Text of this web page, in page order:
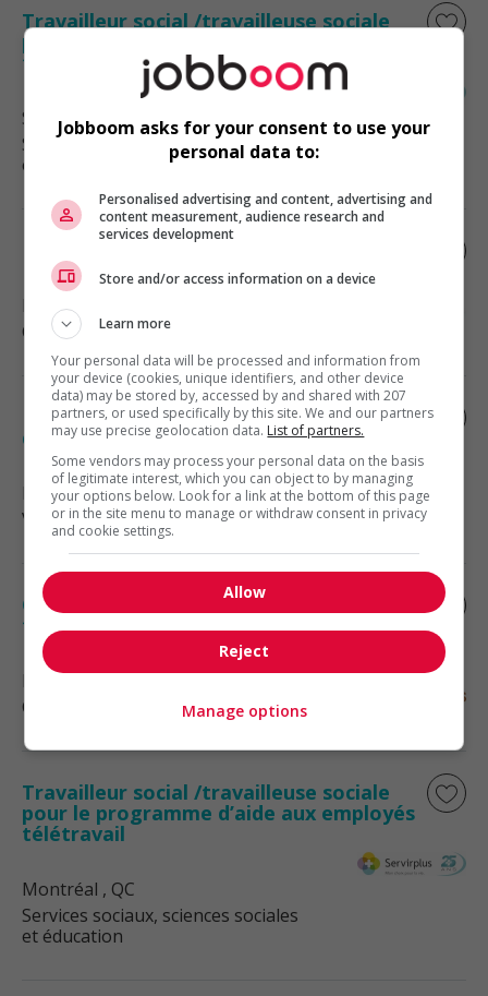
Travailleur social /travailleuse sociale
pour le programme d’aide aux employés
télétravail
Saint-Jérôme
, QC
Services sociaux, sciences sociales
et éducation
Planificateur financier
Laval, QC
Comptabilité, finance et assurance
Représentante (e) en développement
des affaires
Montréal, QC
Vente, achat et service à la clientèle
Commis à la facturation 100%
télétravail/contractuel (3737)
Montréal, QC
Comptabilité, finance et assurance
Travailleur social /travailleuse sociale
pour le programme d’aide aux employés
télétravail
Montréal , QC
Services sociaux, sciences sociales
et éducation
Jobboom asks for your consent to use your
personal data to:
Personalised advertising and content, advertising and
content measurement, audience research and
services development
Store and/or access information on a device
Learn more
Your personal data will be processed and information from
your device (cookies, unique identifiers, and other device
data) may be stored by, accessed by and shared with 207
partners, or used specifically by this site. We and our partners
may use precise geolocation data. List of partners.
Some vendors may process your personal data on the basis
of legitimate interest, which you can object to by managing
your options below. Look for a link at the bottom of this page
or in the site menu to manage or withdraw consent in privacy
and cookie settings.
Allow
Reject
Manage options